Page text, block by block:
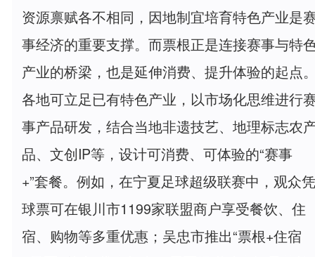
资源禀赋各不相同，因地制宜培育特色产业是
事经济的重要支撑。而票根正是连接赛事与特
产业的桥梁，也是延伸消费、提升体验的起点
各地可立足已有特色产业，以市场化思维进行
事产品研发，结合当地非遗技艺、地理标志农
品、文创IP等，设计可消费、可体验的“赛事
+”套餐。例如，在宁夏足球超级联赛中，观众凭
球票可在银川市1199家联盟商户享受餐饮、住
宿、购物等多重优惠；吴忠市推出“票根+住宿